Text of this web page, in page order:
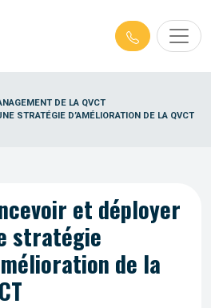
DE LA QVCT
STRATÉGIE D’AMÉLIORATION DE LA QVCT
et déployer
stratégie
de la